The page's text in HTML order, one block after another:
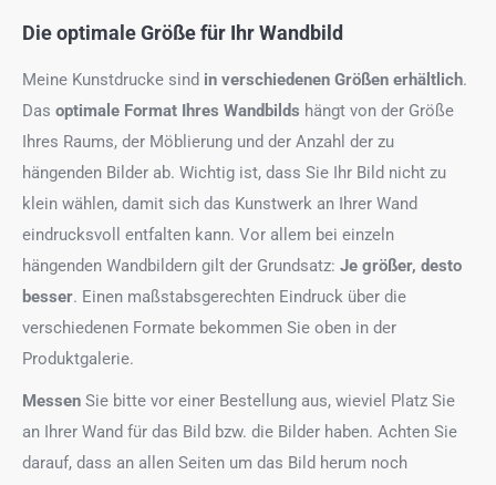
Die optimale Größe für Ihr Wandbild
Meine Kunstdrucke sind in verschiedenen Größen erhältlich.
Das optimale Format Ihres Wandbilds hängt von der Größe
Ihres Raums, der Möblierung und der Anzahl der zu
hängenden Bilder ab. Wichtig ist, dass Sie Ihr Bild nicht zu
klein wählen, damit sich das Kunstwerk an Ihrer Wand
eindrucksvoll entfalten kann. Vor allem bei einzeln
hängenden Wandbildern gilt der Grundsatz: Je größer, desto
besser. Einen maßstabsgerechten Eindruck über die
verschiedenen Formate bekommen Sie oben in der
Produktgalerie.
Messen Sie bitte vor einer Bestellung aus, wieviel Platz Sie
an Ihrer Wand für das Bild bzw. die Bilder haben. Achten Sie
darauf, dass an allen Seiten um das Bild herum noch